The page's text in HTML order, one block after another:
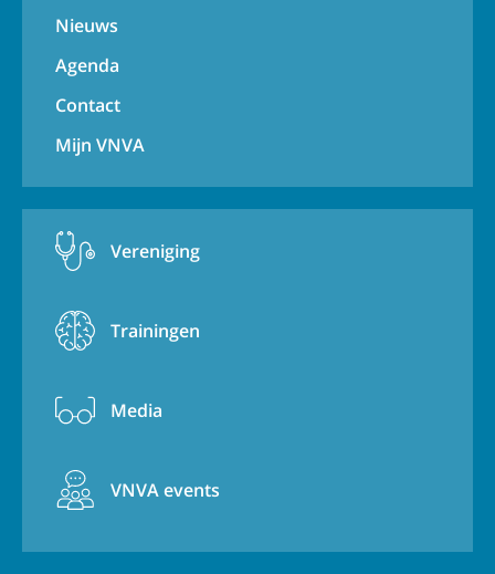
Nieuws
Agenda
Contact
Mijn VNVA
Vereniging
Trainingen
Media
VNVA events